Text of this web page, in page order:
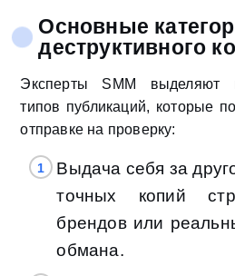
Основные
деструктивного
Эксперты SMM выделяют
типов публикаций, которые
отправке на проверку:
Выдача себя за
точных копий
брендов или
обмана.